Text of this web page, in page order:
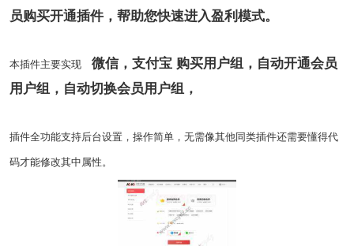
员购买开通插件，帮助您快速进入盈利模式。
本插件主要实现
微信，支付宝 购买用户组，自动开通会员
用户组，自动切换会员用户组，
插件全功能支持后台设置，操作简单，无需像其他同类插件还需要懂得代
码才能修改其中属性。